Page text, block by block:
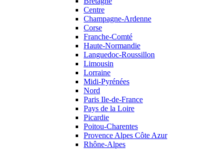
Centre
Champagne-Ardenne
Corse
Franche-Comté
Haute-Normandie
Languedoc-Roussillon
Limousin
Lorraine
Midi-Pyrénées
Nord
Paris Ile-de-France
Pays de la Loire
Picardie
Poitou-Charentes
Provence Alpes Côte Azur
Rhône-Alpes